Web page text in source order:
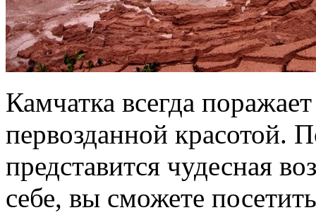
Камчатка всегда
первозданной красотой.
представится чудесная
себе, вы сможете